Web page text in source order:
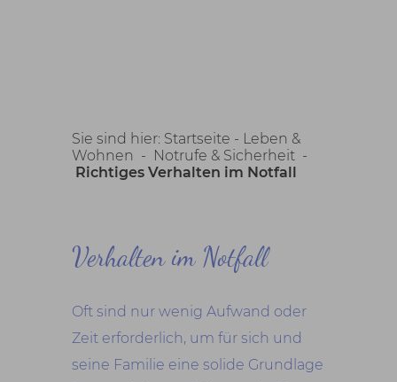
Sie sind hier: Startseite - Leben &
Wohnen - Notrufe & Sicherheit-
Richtiges Verhalten im Notfall
Verhalten im Notfall
Oft sind nur wenig Aufwand oder
Zeit erforderlich, um für sich und
seine Familie eine solide Grundlage